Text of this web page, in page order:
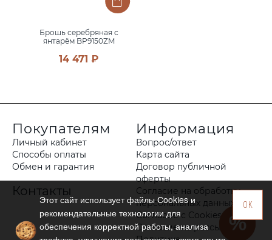
Брошь серебряная с
янтарём BP9150ZM
14 471 ₽
Покупателям
Личный кабинет
Способы оплаты
Обмен и гарантия
Контакты
Информация
Вопрос/ответ
Карта сайта
Договор публичной
оферты
Согласие на обработку
персональных данных
Согласие с Cookies
Согласие на рассылку
OK
Этот сайт использует файлы Сookies и
рекомендательные технологии для
обеспечения корректной работы, анализа